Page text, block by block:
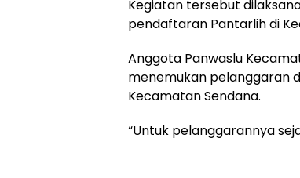
Kegiatan tersebut
pendaftaran Pantarlih di
Anggota Panwaslu
menemukan pelanggaran
Kecamatan Sendana.
“Untuk pelanggarannya